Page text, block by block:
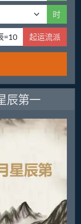
时
起运流派
辰第一